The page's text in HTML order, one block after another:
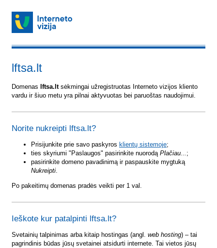
lftsa.lt
Domenas lftsa.ltsėkmingai užregistruotas Interneto vizijos kliento
vardu ir šiuo metu yra pilnai aktyvuotas bei paruoštas naudojimui.
Norite nukreipti lftsa.lt?
Prisijunkite prie savo paskyros klientų sistemoje;
ties skyriumi "Paslaugos" pasirinkite nuorodą Plačiau... ;
pasirinkite domeno pavadinimą ir paspauskite mygtuką
Nukreipti.
Po pakeitimų domenas pradės veikti per 1 val.
Ieškote kur patalpinti lftsa.lt?
Svetainių talpinimas arba kitaip hostingas (angl. web hosting) – tai
pagrindinis būdas jūsų svetainei atsidurti internete. Tai vietos jūsų